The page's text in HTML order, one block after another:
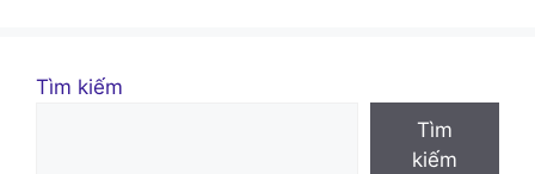
Tìm kiếm
Tìm
kiếm